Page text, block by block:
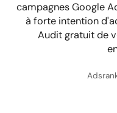
campagnes Google
à forte intention
Audit gratuit de